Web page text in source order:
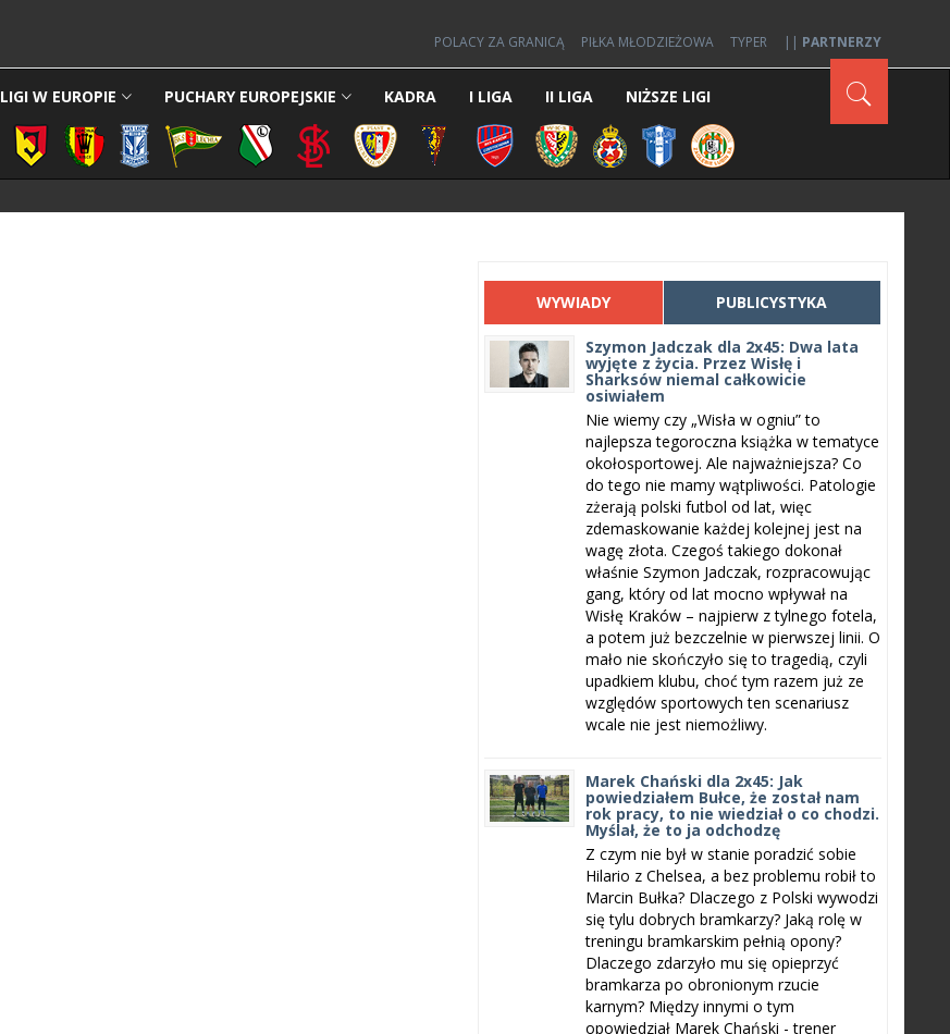
POLACY ZA GRANICĄ PIŁKA MŁODZIEŻOWA TYPER || PARTNERZY
LIGI W EUROPIE PUCHARY EUROPEJSKIE KADRA I LIGA II LIGA NIŻSZE LIGI
WYWIADY PUBLICYSTYKA
Szymon Jadczak dla 2x45: Dwa lata
wyjęte z życia. Przez Wisłę i
Sharksów niemal całkowicie
osiwiałem
Nie wiemy czy „Wisła w ogniu” to
najlepsza tegoroczna książka w tematyce
okołosportowej. Ale najważniejsza? Co
do tego nie mamy wątpliwości. Patologie
zżerają polski futbol od lat, więc
zdemaskowanie każdej kolejnej jest na
wagę złota. Czegoś takiego dokonał
właśnie Szymon Jadczak, rozpracowując
gang, który od lat mocno wpływał na
Wisłę Kraków – najpierw z tylnego fotela,
a potem już bezczelnie w pierwszej linii. O
mało nie skończyło się to tragedią, czyli
upadkiem klubu, choć tym razem już ze
względów sportowych ten scenariusz
wcale nie jest niemożliwy.
Marek Chański dla 2x45: Jak
powiedziałem Bułce, że został nam
rok pracy, to nie wiedział o co chodzi.
Myślał, że to ja odchodzę
Z czym nie był w stanie poradzić sobie
Hilario z Chelsea, a bez problemu robił to
Marcin Bułka? Dlaczego z Polski wywodzi
się tylu dobrych bramkarzy? Jaką rolę w
treningu bramkarskim pełnią opony?
Dlaczego zdarzyło mu się opieprzyć
bramkarza po obronionym rzucie
karnym? Między innymi o tym
opowiedział Marek Chański - trener